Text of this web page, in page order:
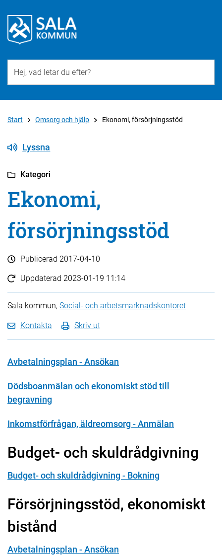
Start Omsorg och hjälp Ekonomi, försörjningsstöd
Lyssna
Kategori
Ekonomi,
försörjningsstöd
Publicerad 2017-04-10
Uppdaterad 2023-01-19 11:14
Sala kommun, Social- och arbetsmarknadskontoret
Kontakta Skriv ut
Avbetalningsplan - Ansökan
Dödsboanmälan och ekonomiskt stöd till
begravning
Inkomstförfrågan, äldreomsorg - Anmälan
Budget- och skuldrådgivning
Budget- och skuldrådgivning - Bokning
Försörjningsstöd, ekonomiskt
bistånd
Avbetalningsplan - Ansökan